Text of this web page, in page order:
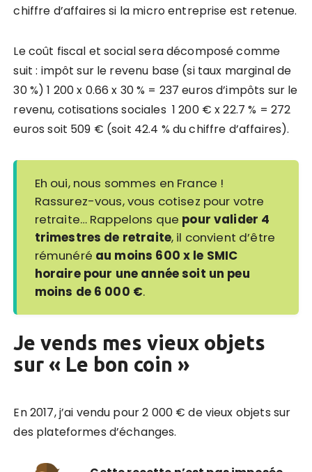
chiffre d’affaires si la micro entreprise est retenue.
Le coût fiscal et social sera décomposé comme
suit : impôt sur le revenu base (si taux marginal de
30 %) 1 200 x 0.66 x 30 % = 237 euros d’impôts sur le
revenu, cotisations sociales 1 200 € x 22.7 % = 272
euros soit 509 € (soit 42.4 % du chiffre d’affaires).
Eh oui, nous sommes en France !
Rassurez-vous, vous cotisez pour votre
retraite… Rappelons que pour valider 4
trimestres de retraite, il convient d’être
rémunéré au moins 600 x le SMIC
horaire pour une année soit un peu
moins de 6 000 €.
Je vends mes vieux objets
sur « Le bon coin »
En 2017, j’ai vendu pour 2 000 € de vieux objets sur
des plateformes d’échanges.